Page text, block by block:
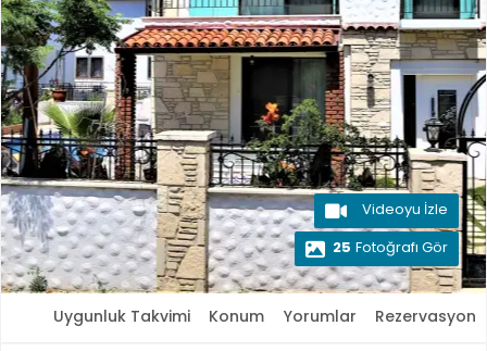
Videoyu İzle
25 Fotoğrafı Gör
Uygunluk Takvimi Konum Yorumlar Rezervasyon